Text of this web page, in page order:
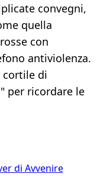
convegni,
quella
con
antiviolenza.
cortile di
per ricordare le
di Avvenire